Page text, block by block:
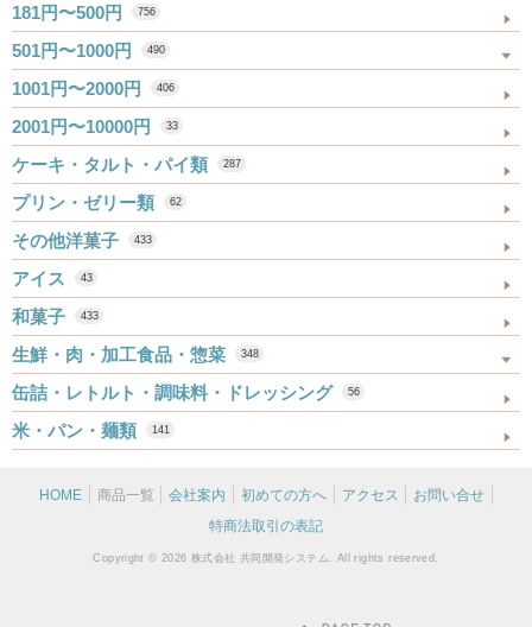
181円〜500円 756
501円〜1000円 490
1001円〜2000円 406
2001円〜10000円 33
ケーキ・タルト・パイ類 287
プリン・ゼリー類 62
その他洋菓子 433
アイス 43
和菓子 433
生鮮・肉・加工食品・惣菜 348
缶詰・レトルト・調味料・ドレッシング 56
米・パン・麺類 141
HOME 商品一覧 会社案内 初めての方へ アクセス
お問い合せ
特商法取引の表記
Copyright © 2026 株式会社 共同開発システム. All rights reserved.